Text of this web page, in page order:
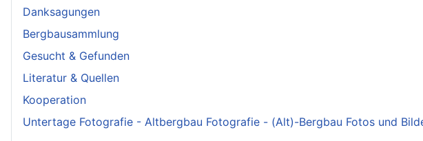
Danksagungen
Bergbausammlung
Gesucht & Gefunden
Literatur & Quellen
Kooperation
Untertage Fotografie - Altbergbau Fotografie - (Alt)-Bergbau Fotos und